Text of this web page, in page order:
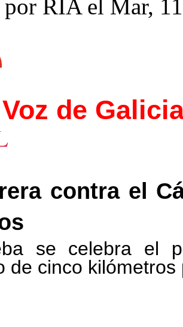
RIAel Mar,
de
contra el
se celebra el
de cinco